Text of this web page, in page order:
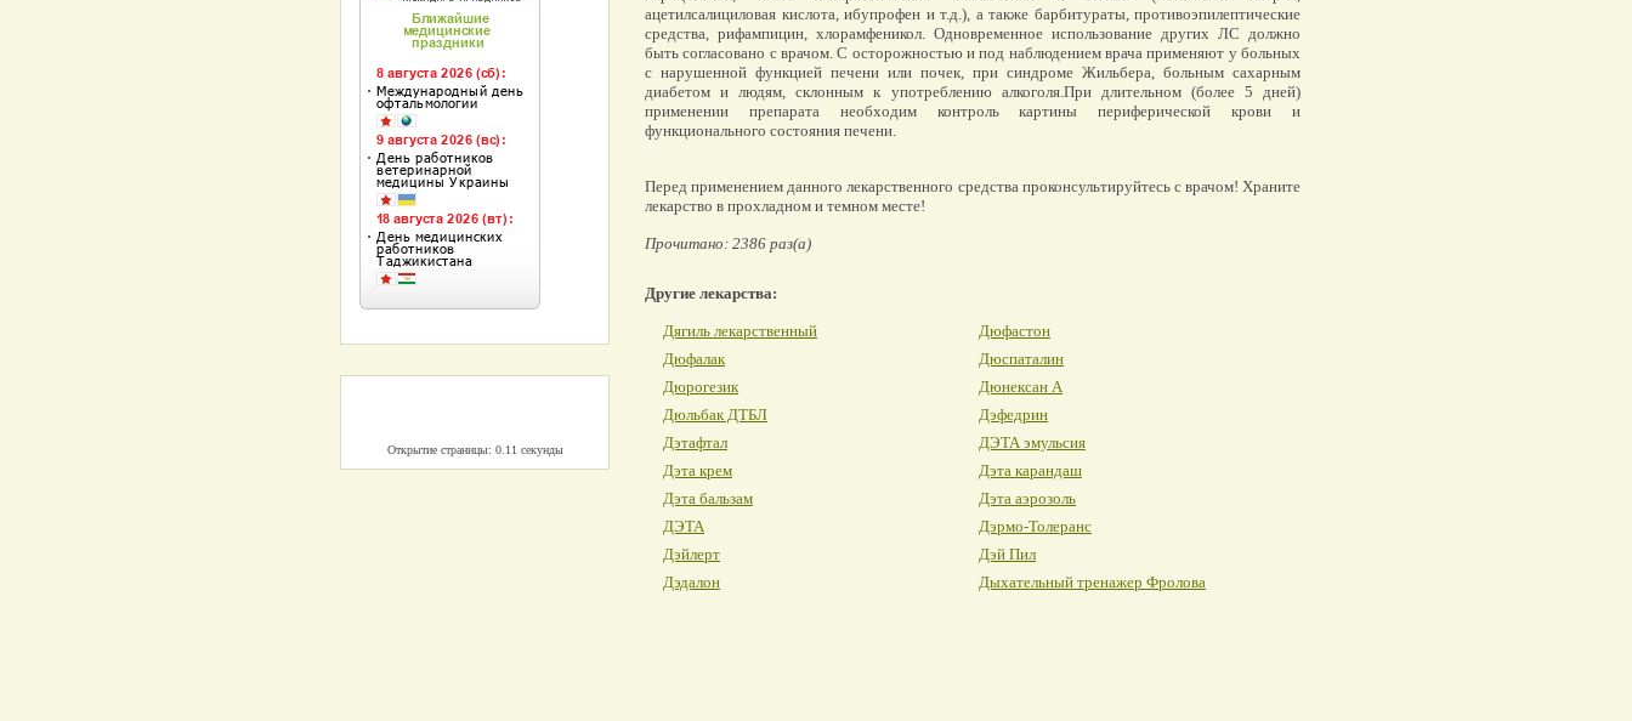
ацетилсалициловая кислота, ибупрофен и т.д.), а также барбитураты, противоэпилептические
средства, рифампицин, хлорамфеникол. Одновременное использование других ЛС должно
быть согласовано с врачом. С осторожностью и под наблюдением врача применяют у больных
с нарушенной функцией печени или почек, при синдроме Жильбера, больным сахарным
диабетом и людям, склонным к употреблению алкоголя.При длительном (более 5 дней)
применении препарата необходим контроль картины периферической крови и
функционального состояния печени.
Перед применением данного лекарственного средства проконсультируйтесь с врачом! Храните
лекарство в прохладном и темном месте!
Прочитано: 2386 раз(а)
Другие лекарства:
Дягиль лекарственный
Дюфастон
Дюфалак
Дюспаталин
Дюрогезик
Дюнексан А
Дюльбак ДТБЛ
Дэфедрин
Дэтафтал
ДЭТА эмульсия
Дэта крем
Дэта карандаш
Дэта бальзам
Дэта аэрозоль
ДЭТА
Дэрмо-Толеранс
Дэйлерт
Дэй Пил
Дэдалон
Дыхательный тренажер Фролова
Открытие страницы: 0.11 секунды